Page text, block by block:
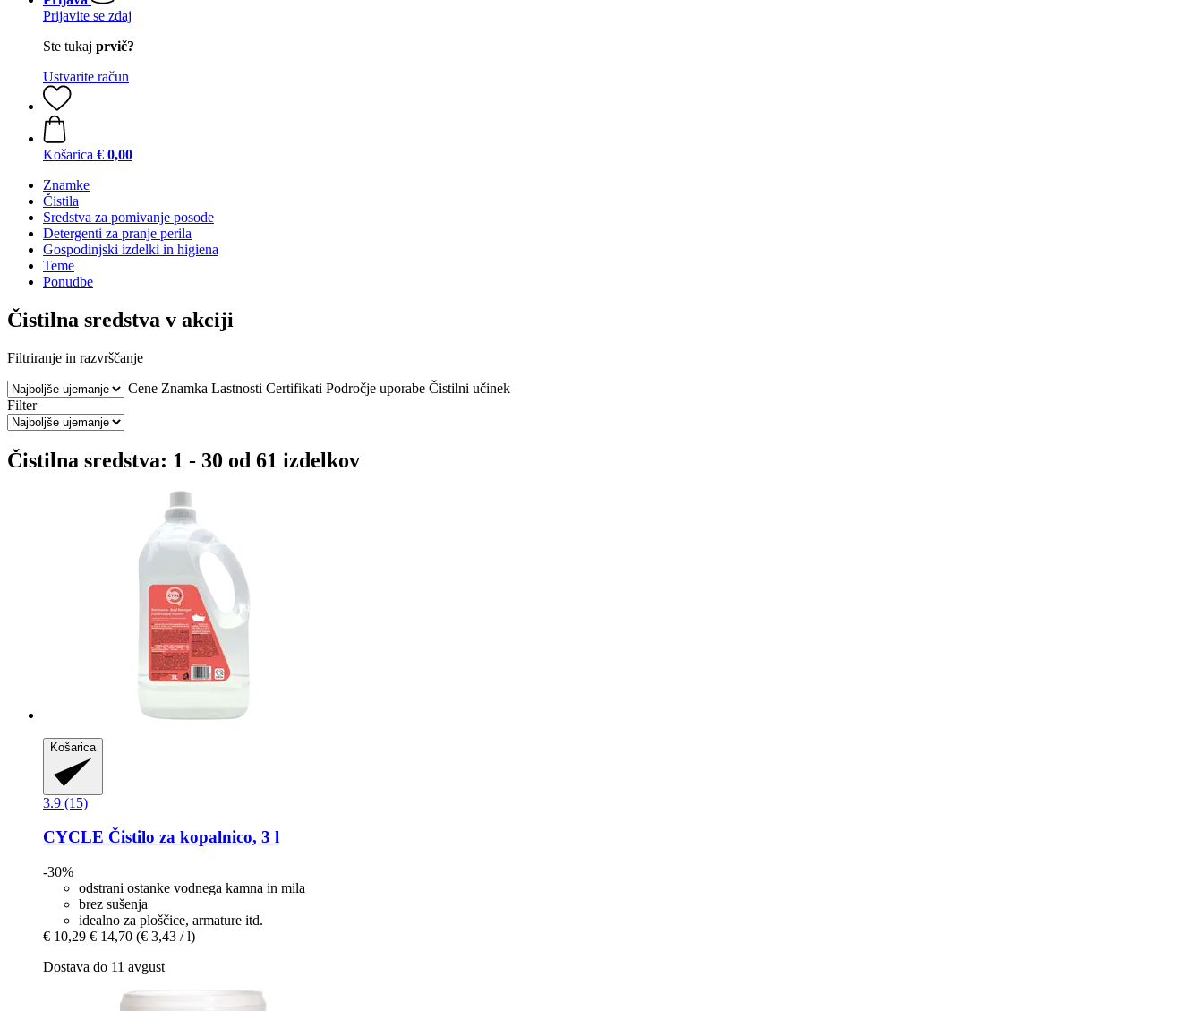
Prijavite se zdaj
Ste tukaj prvič?
Ustvarite račun
Košarica € 0,00
Znamke
Čistila
Sredstva za pomivanje posode
Detergenti za pranje perila
Gospodinjski izdelki in higiena
Teme
Ponudbe
Čistilna sredstva v akciji
Filtriranje in razvrščanje
Cene Znamka Lastnosti Certifikati Področje uporabe Čistilni učinek
Filter
Čistilna sredstva: 1 - 30 od 61 izdelkov
Košarica
3.9 (15)
CYCLE Čistilo za kopalnico, 3 l
-30%
odstrani ostanke vodnega kamna in mila
brez sušenja
idealno za ploščice, armature itd.
€ 10,29 € 14,70 (€ 3,43 / l)
Dostava do 11 avgust